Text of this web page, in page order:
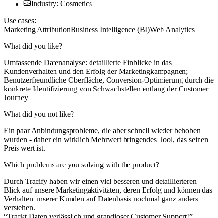
Industry: Cosmetics
Use cases:
Marketing AttributionBusiness Intelligence (BI)Web Analytics
What did you like?
Umfassende Datenanalyse: detaillierte Einblicke in das
Kundenverhalten und den Erfolg der Marketingkampagnen;
Benutzerfreundliche Oberfläche, Conversion-Optimierung durch die
konkrete Identifizierung von Schwachstellen entlang der Customer
Journey
What did you not like?
Ein paar Anbindungsprobleme, die aber schnell wieder behoben
wurden - daher ein wirklich Mehrwert bringendes Tool, das seinen
Preis wert ist.
Which problems are you solving with the product?
Durch Tracify haben wir einen viel besseren und detaillierteren
Blick auf unsere Marketingaktivitäten, deren Erfolg und können das
Verhalten unserer Kunden auf Datenbasis nochmal ganz anders
verstehen.